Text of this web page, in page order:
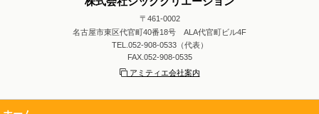
〒461-0002
名古屋市東区代官町40番18号 ALA代官町ビル4F
TEL.052-908-0533（代表）
FAX.052-908-0535
アミティエ会社案内